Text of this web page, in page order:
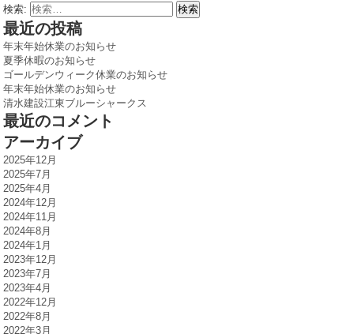
検索:
最近の投稿
年末年始休業のお知らせ
夏季休暇のお知らせ
ゴールデンウィーク休業のお知らせ
年末年始休業のお知らせ
清水建設江東ブルーシャークス
最近のコメント
アーカイブ
2025年12月
2025年7月
2025年4月
2024年12月
2024年11月
2024年8月
2024年1月
2023年12月
2023年7月
2023年4月
2022年12月
2022年8月
2022年3月